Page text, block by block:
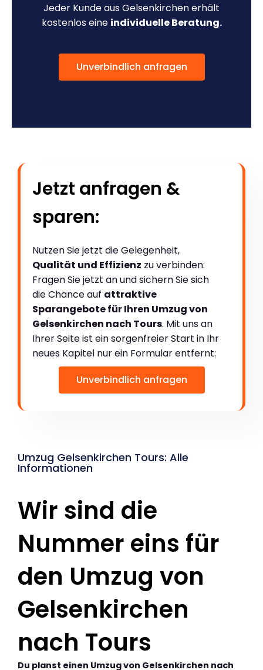
Jeder Kunde aus Gelsenkirchen erhält
kostenlos eine individuelle Beratung.
Unverbindlich anfragen
Jetzt anfragen &
sparen:
Nutzen Sie jetzt die Gelegenheit,
Qualität und Effizienz zu verbinden:
Fragen Sie jetzt an und sichern Sie sich
die Chance auf attraktive
Sparangebote für Ihren Umzug von
Gelsenkirchen nach Tours. Mit uns an
Ihrer Seite ist ein sorgenfreier Start in Ihr
neues Kapitel nur ein Formular entfernt:
Unverbindlich anfragen
Umzug Gelsenkirchen Tours: Alle
Informationen
Wir sind die
Nummer eins für
den Umzug von
Gelsenkirchen
nach Tours
Du planst einen Umzug von Gelsenkirchen nach